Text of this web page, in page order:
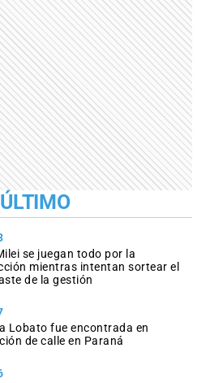
se juegan todo por la
mientras intentan sortear el
de la gestión
Lobato fue encontrada en
de calle en Paraná